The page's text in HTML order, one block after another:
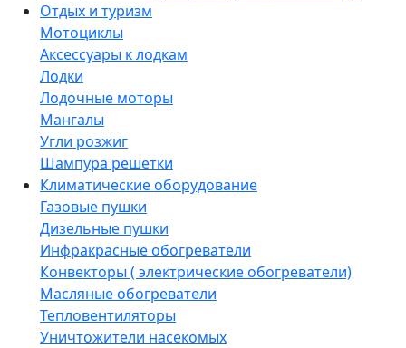
Отдых и туризм
Мотоциклы
Аксессуары к лодкам
Лодки
Лодочные моторы
Мангалы
Угли розжиг
Шампура решетки
Климатические оборудование
Газовые пушки
Дизельные пушки
Инфракрасные обогреватели
Конвекторы ( электрические обогреватели)
Масляные обогреватели
Тепловентиляторы
Уничтожители насекомых